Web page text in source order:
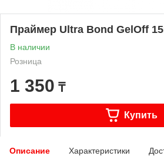
Праймер Ultra Bond GelOff
В наличии
Розница
1 350 ₸
Купить
Описание Характеристики